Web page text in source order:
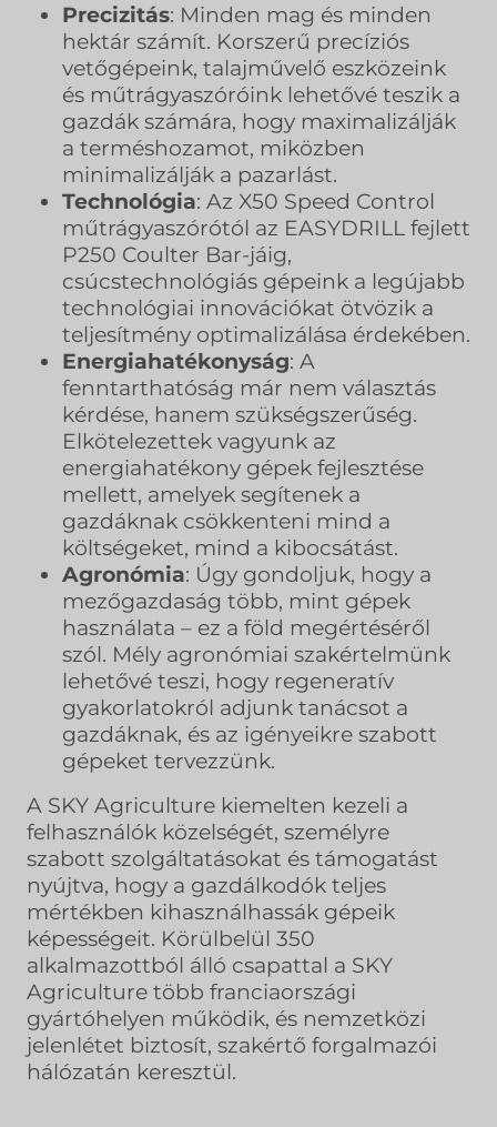
Precizitás: Minden mag és minden
hektár számít. Korszerű precíziós
vetőgépeink, talajművelő eszközeink
és műtrágyaszóróink lehetővé teszik a
gazdák számára, hogy maximalizálják
a terméshozamot, miközben
minimalizálják a pazarlást.
Technológia: Az X50 Speed Control
műtrágyaszórótól az EASYDRILL fejlett
P250 Coulter Bar-jáig,
csúcstechnológiás gépeink a legújabb
technológiai innovációkat ötvözik a
teljesítmény optimalizálása érdekében.
Energiahatékonyság: A
fenntarthatóság már nem választás
kérdése, hanem szükségszerűség.
Elkötelezettek vagyunk az
energiahatékony gépek fejlesztése
mellett, amelyek segítenek a
gazdáknak csökkenteni mind a
költségeket, mind a kibocsátást.
Agronómia: Úgy gondoljuk, hogy a
mezőgazdaság több, mint gépek
használata – ez a föld megértéséről
szól. Mély agronómiai szakértelmünk
lehetővé teszi, hogy regeneratív
gyakorlatokról adjunk tanácsot a
gazdáknak, és az igényeikre szabott
gépeket tervezzünk.
A SKY Agriculture kiemelten kezeli a
felhasználók közelségét, személyre
szabott szolgáltatásokat és támogatást
nyújtva, hogy a gazdálkodók teljes
mértékben kihasználhassák gépeik
képességeit. Körülbelül 350
alkalmazottból álló csapattal a SKY
Agriculture több franciaországi
gyártóhelyen működik, és nemzetközi
jelenlétet biztosít, szakértő forgalmazói
hálózatán keresztül.